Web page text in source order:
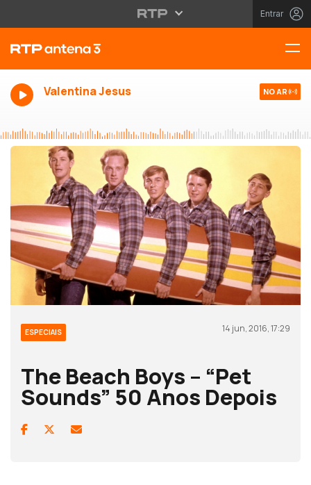
Entrar
Valentina Jesus NO AR
ESPECIAIS 14 jun, 2016, 17:29
The Beach Boys – “Pet
Sounds” 50 Anos Depois